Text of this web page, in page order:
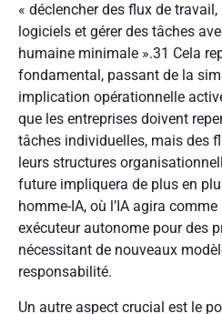
« déclencher des flux de
logiciels et gérer des tâches
humaine minimale ».31 Cela
fondamental, passant de la
implication opérationnelle
que les entreprises doivent
tâches individuelles, mais des
leurs structures
future impliquera de plus en
homme-IA, où l’IA agira
exécuteur autonome pour des
nécessitant de nouveaux
responsabilité.
Un autre aspect crucial est le